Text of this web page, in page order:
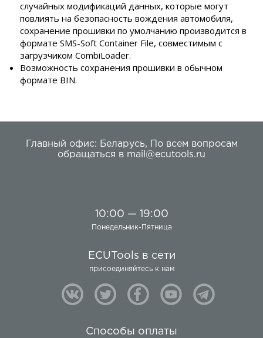
случайных модификаций данных, которые могут
повлиять на безопасность вождения автомобиля,
сохранение прошивки по умолчанию производится в
формате SMS-Soft Container File, совместимым с
загрузчиком CombiLoader.
Возможность сохранения прошивки в обычном
формате BIN.
Главный офис: Беларусь,
По всем вопросам
обращаться в mail@ecutools.ru
10:00 — 19:00
Понедельник-Пятница
ECUTools в сети
присоединяйтесь к нам
Способы оплаты